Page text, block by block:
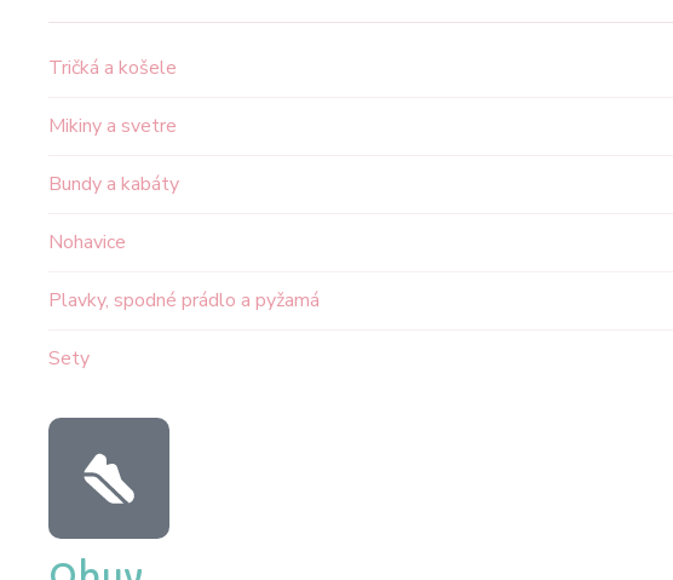
Tričká a košele
Mikiny a svetre
Bundy a kabáty
Nohavice
Plavky, spodné prádlo a pyžamá
Sety